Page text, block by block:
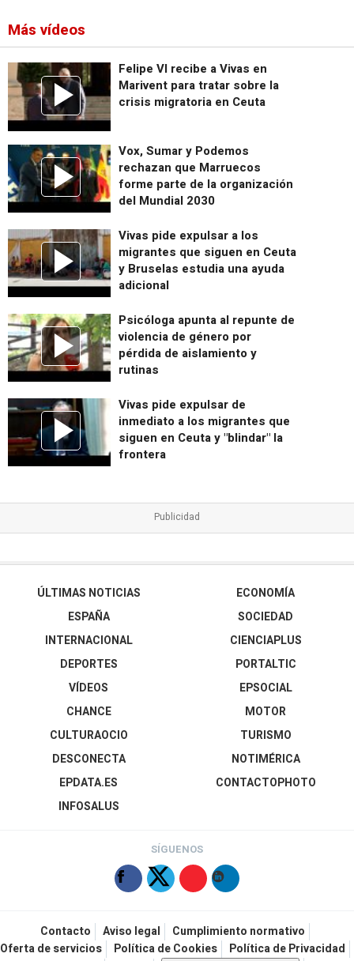
Más vídeos
Felipe VI recibe a Vivas en
Marivent para tratar sobre la
crisis migratoria en Ceuta
Vox, Sumar y Podemos
rechazan que Marruecos
forme parte de la organización
del Mundial 2030
Vivas pide expulsar a los
migrantes que siguen en Ceuta
y Bruselas estudia una ayuda
adicional
Psicóloga apunta al repunte de
violencia de género por
pérdida de aislamiento y
rutinas
Vivas pide expulsar de
inmediato a los migrantes que
siguen en Ceuta y "blindar" la
frontera
ÚLTIMAS NOTICIAS
ESPAÑA
INTERNACIONAL
DEPORTES
VÍDEOS
ECONOMÍA
SOCIEDAD
CIENCIAPLUS
PORTALTIC
EPSOCIAL
CHANCE
CULTURAOCIO
DESCONECTA
EPDATA.ES
INFOSALUS
MOTOR
TURISMO
NOTIMÉRICA
CONTACTOPHOTO
SÍGUENOS
Contacto Aviso legal
Cumplimiento normativo
Oferta de servicios
Política de Cookies
Política de Privacidad